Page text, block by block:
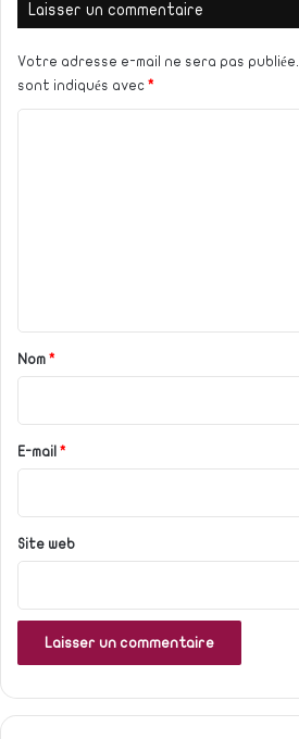
Laisser un commentaire
Votre adresse e-mail ne sera pas publiée.
sont indiqués avec *
a
r
e
Nom *
E-mail *
Site web